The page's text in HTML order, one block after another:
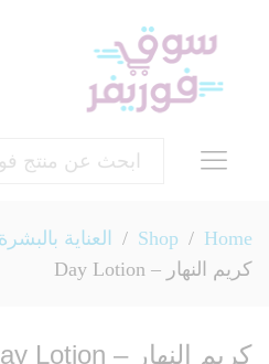
Home
/
Shop
/ العناية بالبشرة
كريم النهار – Day Lotion
كريم النهار – Day Lotion